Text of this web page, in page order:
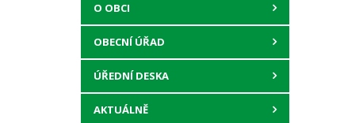
O OBCI
OBECNÍ ÚŘAD
ÚŘEDNÍ DESKA
AKTUÁLNĚ